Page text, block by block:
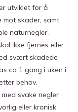
utviklet for å
mot skader, samt
naturnegler.
ikke fjernes eller
svært skadede
ca 1 gang i uken i
behov.
svake negler
eller kronisk